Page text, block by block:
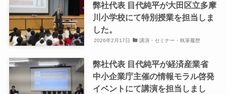
弊社代表 目代純平が大田区立多摩
川小学校にて特別授業を担当しま
した。
2026年2月17日 講演・セミナー・執筆履歴
弊社代表 目代純平が経済産業省
中小企業庁主催の情報モラル啓発
イベントにて講演を担当しまし